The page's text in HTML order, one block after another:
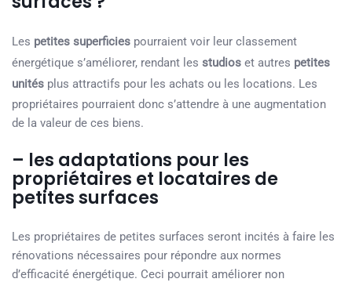
Les petites superficies pourraient voir leur classement
énergétique s’améliorer, rendant les studios et autres petites
unités plus attractifs pour les achats ou les locations. Les
propriétaires pourraient donc s’attendre à une augmentation
de la valeur de ces biens.
– les adaptations pour les
propriétaires et locataires de
petites surfaces
Les propriétaires de petites surfaces seront incités à faire les
rénovations nécessaires pour répondre aux normes
d’efficacité énergétique. Ceci pourrait améliorer non